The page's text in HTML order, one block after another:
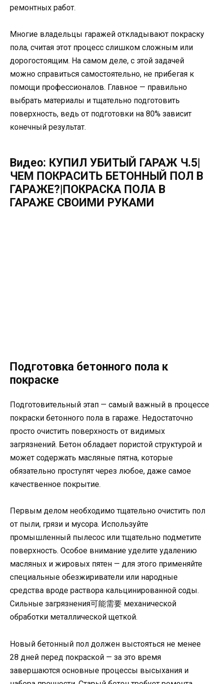
ремонтных работ.
Многие владельцы гаражей откладывают покраску
пола, считая этот процесс слишком сложным или
дорогостоящим. На самом деле, с этой задачей
можно справиться самостоятельно, не прибегая к
помощи профессионалов. Главное — правильно
выбрать материалы и тщательно подготовить
поверхность, ведь от подготовки на 80% зависит
конечный результат.
Видео: КУПИЛ УБИТЫЙ ГАРАЖ Ч.5|
ЧЕМ ПОКРАСИТЬ БЕТОННЫЙ ПОЛ В
ГАРАЖЕ?|ПОКРАСКА ПОЛА В
ГАРАЖЕ СВОИМИ РУКАМИ
Подготовка бетонного пола к
покраске
Подготовительный этап — самый важный в процессе
покраски бетонного пола в гараже. Недостаточно
просто очистить поверхность от видимых
загрязнений. Бетон обладает пористой структурой и
может содержать масляные пятна, которые
обязательно проступят через любое, даже самое
качественное покрытие.
Первым делом необходимо тщательно очистить пол
от пыли, грязи и мусора. Используйте
промышленный пылесос или тщательно подметите
поверхность. Особое внимание уделите удалению
масляных и жировых пятен — для этого применяйте
специальные обезжириватели или народные
средства вроде раствора кальцинированной соды.
Сильные загрязнения可能需要 механической
обработки металлической щеткой.
Новый бетонный пол должен выстояться не менее
28 дней перед покраской — за это время
завершаются основные процессы высыхания и